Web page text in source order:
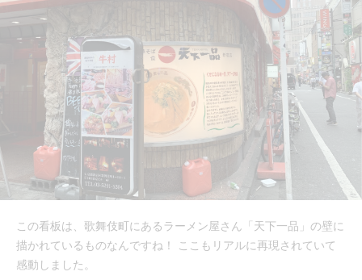
この看板は、歌舞伎町にあるラーメン屋さん「天下一品」の壁に
描かれているものなんですね！ ここもリアルに再現されていて
感動しました。